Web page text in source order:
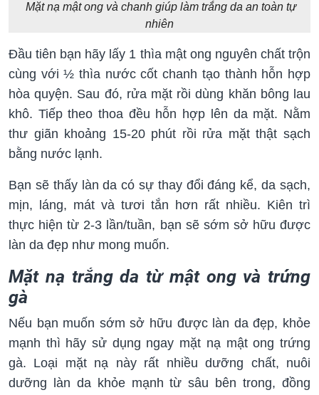
Mặt nạ mật ong và chanh giúp làm trắng da an toàn tự
nhiên
Đầu tiên bạn hãy lấy 1 thìa mật ong nguyên chất trộn
cùng với ½ thìa nước cốt chanh tạo thành hỗn hợp
hòa quyện. Sau đó, rửa mặt rồi dùng khăn bông lau
khô. Tiếp theo thoa đều hỗn hợp lên da mặt. Nằm
thư giãn khoảng 15-20 phút rồi rửa mặt thật sạch
bằng nước lạnh.
Bạn sẽ thấy làn da có sự thay đổi đáng kể, da sạch,
mịn, láng, mát và tươi tắn hơn rất nhiều. Kiên trì
thực hiện từ 2-3 lần/tuần, bạn sẽ sớm sở hữu được
làn da đẹp như mong muốn.
Mặt nạ trắng da từ mật ong và trứng
gà
Nếu bạn muốn sớm sở hữu được làn da đẹp, khỏe
mạnh thì hãy sử dụng ngay mặt nạ mật ong trứng
gà. Loại mặt nạ này rất nhiều dưỡng chất, nuôi
dưỡng làn da khỏe mạnh từ sâu bên trong, đồng